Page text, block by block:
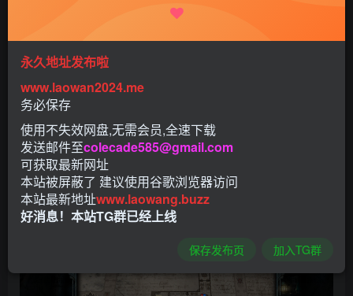
永久地址发布啦
www.laowan2024.me
务必保存
使用不失效网盘,无需会员,全速下载
发送邮件至colecade585@gmail.com
可获取最新网址
本站被屏蔽了 建议使用谷歌浏览器访问
本站最新地址www.laowang.buzz
好消息！本站TG群已经上线
保存发布页 加入TG群